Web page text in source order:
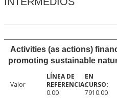
Activities (as actions)
promoting sustainable
Valor
0.00
7910.00